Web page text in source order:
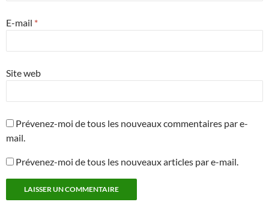
E-mail *
Site web
Prévenez-moi de tous les nouveaux commentaires par e-
mail.
Prévenez-moi de tous les nouveaux articles par e-mail.